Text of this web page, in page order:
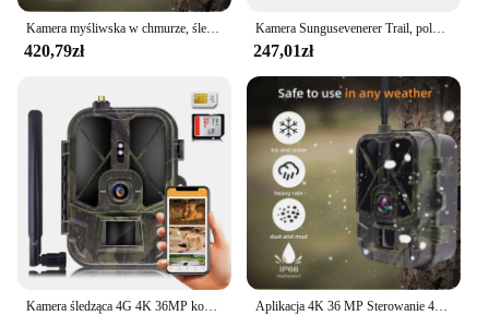
Kamera myśliwska w chmurze, śledzenie na zewnątrz, 4K, 36 MP, kontrola 4G, bateria AA, noktowizor, 120 ° Wykrywanie, nagrywanie dzikiej przyrody
420,79zł
Kamera Sungusevenerer Trail, polowanie na dziką zwierzynę, seria pułapek, HC900A, HC900PRO, HC940PRO-Li dla bezpieczeństwa w domu
247,01zł
Kamera śledząca 4G 4K 36MP kontrola aplikacji kamera myśliwska chmur gra na zewnątrz kamera noktowizyjna wykrywająca 120 ° rozpoznanie dzikich zwierząt Aplikacja 4K 36 MP Sterowanie 4G Kamera myśliwska w chmurze Śledzenie na zewnątrz Bateria AA Night Vision 120° Wykrywanie rozpoznawczej dzikiej przyrody